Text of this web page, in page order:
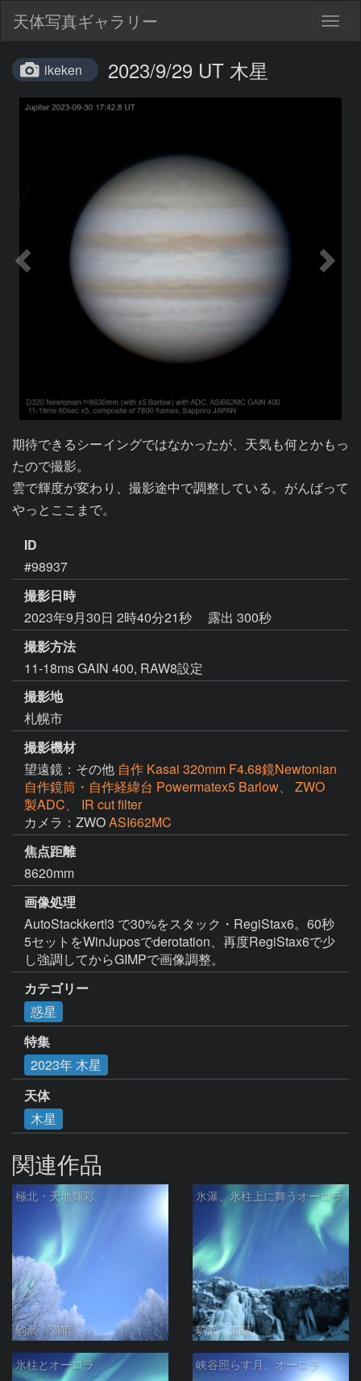
天体写真ギャラリー
ikeken 2023/9/29 UT 木星
期待できるシーイングではなかったが、天気も何とかもっ
たので撮影。
雲で輝度が変わり、撮影途中で調整している。がんばって
やっとここまで。
ID
#98937
撮影日時
2023年9月30日 2時40分21秒
露出 300秒
撮影方法
11-18ms GAIN 400, RAW8設定
撮影地
札幌市
撮影機材
望遠鏡：その他 自作 Kasai 320mm F4.68鏡Newtonian
自作鏡筒・自作経緯台 Powermatex5 Barlow、 ZWO
製ADC、 IR cut filter
カメラ：ZWOASI662MC
焦点距離
8620mm
画像処理
AutoStackkert!3 で30%をスタック・RegiStax6。60秒
5セットをWinJuposでderotation、再度RegiStax6で少
し強調してからGIMPで画像調整。
カテゴリー
惑星
特集
2023年 木星
天体
木星
関連作品
極北・天地輝彩
駒沢 満晴
氷瀑、氷柱上に舞うオーロラ
駒沢 満晴
氷柱とオーロラ 峡谷照らす月、オーロラ